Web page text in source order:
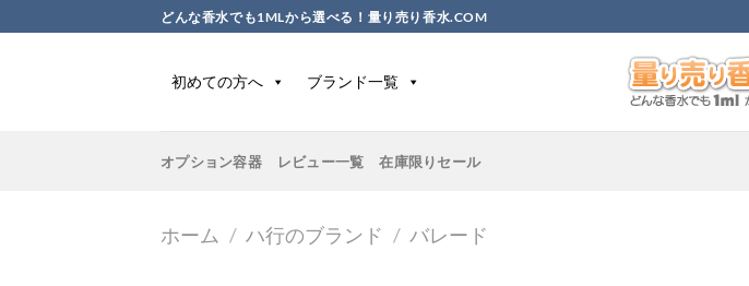
to
どんな香水でも1MLから選べる！量り売り香水.COM
初めての方へ ブランド一覧
オプション容器 レビュー一覧 在庫限りセール
ホーム / ハ行のブランド / バレード